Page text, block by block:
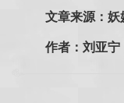
文章来源：妖
作者：刘亚宁